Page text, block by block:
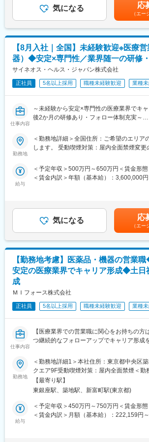
グループに属しており、主力事業を担って
＜社会貢献度の高さ＞
自身の売上・営業活動が患者さんのQOLの
とに繋がるため、やりがいをもって営業で
＜頑張りは適切に評価＞
成果に応じた評価制度が整っており、頑張
も目指せます。
・家賃：一部会社負担
・住居契約初期経費：会社負担（上限設定
医薬品は「どの成分に、どのような効果が
いのか」などの情報が付加されて、初めて
きます。医師への適切な医薬品情報の提供
治療、地域医療課題に貢献することができ
■安心の研修体制：
・入社から3か月間：座学研修（導入教育
└医薬品や医療業界、営業方法についての
・導入教育終了後は、Web講義、e-
わせて行う、MR認定試験に100％を担保す
・現場配属後も月1回以上の面談を設けてお
フォロー体制を整えております。
営業職が目指せます。
にくく、安定した売上を誇っています。
・当社は、東証プライム上場以来、10期連
グループに属しており、主力事業を担って
＜社会貢献度の高さ＞
自身の売上・営業活動が患者さんのQOLの
とに繋がるため、やりがいをもって営業で
成果に応じた評価制度が整っており、頑張
■福利厚生（転勤を伴う場合）：
・家賃：一部会社負担
・住居契約初期経費：会社負担（上限設定
変更の範囲：会社の定める業務
3～4万円）・諸手当有昇給：年1回★頑張
任先の評価次第で大幅に年収をUPできます
定）賃金はあくまでも目安の金額であり、
可能性があります。月給(月額)は固定手当
気になる 応
（エー
【8月入社｜全国】未経験歓迎※医療
器）◆安定×専門性／業界随一の研修
サイネオス・ヘルス・ジャパン株式会社
正社員 5名以上採用 職種未経験歓迎 業種
仕事内容
～未経験から安定×専門性の医療業界でキ
後2か月の研修あり・フォロー体制充実～
大手企業で安定就業】
てキャリアをスタートできるポジションで
当社は製薬・医療機器メーカーの営業業務
2カ月の集中研修で業界の基礎から学べる
の方でも安心して挑戦できます。
営業職ならではの「提案スキル」だけでな
医師などに提案するため、市場では需要が
ています。
・MRとは
行います。
※MRだけでなく、医療機器営業職としてア
ございます。
■ 丁寧な研修・支援体制
入社後は2カ月間の研修制度がありますので
同期社員と一緒に集中的に研修を行い、そ
品研修を行います。
※配属入社後に確定予定／ご希望や適性を考
ェクトは製薬・医療機器メーカーのいずれ
配属後も知識とスキルアップのために様々
ます。
■明確な評価制度／やりがいや努力がきち
勤務地
＜勤務地詳細＞全国住所：ご希望のエリア
します。 受動喫煙対策：屋内全面禁煙変更
給与
＜予定年収＞500万円～650万円＜賃金形
＜賃金内訳＞年額（基本給）：3,600,000
動・四半期一時金：10万円（四半期に1回
だし支給条件有。他、永続勤務報奨金（3
勤務10万円…）ございます。賃金はあくま
り、選考を通じて上下する可能性がありま
当を含めた表記です。
気になる 応
（エー
【勤務地考慮】医薬品・機器の営業
安定の医療業界でキャリア形成◆土
成
ＭＩフォース株式会社
正社員 5名以上採用 職種未経験歓迎 業種
仕事内容
【医療業界での営業職に関心をお持ちの方
つ継続的なフォローアップでキャリア形成
■業務内容：
医療系総合職として製薬メーカーや医療機
託する「CSO」に所属し、プロジェクトご
勤務いただきます。今回は大手医療機器メ
クトへアサイン予定です。グローバルトッ
PJTに携わる事が出来ます。
勤務地
＜勤務地詳細1＞本社住所：東京都中央区
クエア9F受動喫煙対策：屋内全面禁煙＜勤
クライアント先住所：東京都 他 受動喫煙
更の範囲：会社の定める事業所（リモート
【最寄り駅】
東銀座駅、築地駅、新富町駅(東京都)
給与
＜予定年収＞450万円～750万円＜賃金形
＜賃金内訳＞月額（基本給）：222,159円